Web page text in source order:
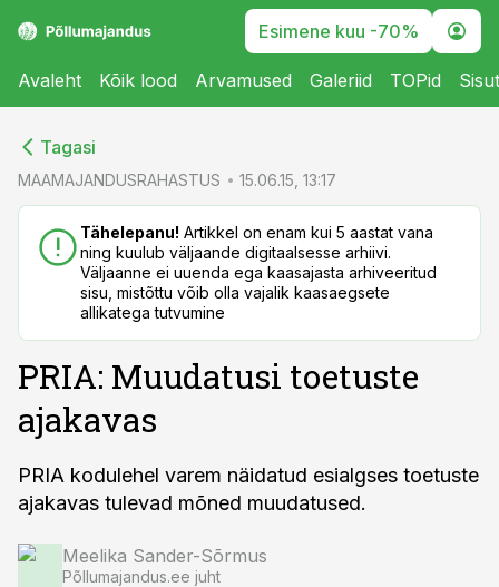
Esimene kuu -70%
Avaleht Kõik lood Arvamused Galeriid TOPid
Tagasi
MAAMAJANDUSRAHASTUS 15.06.15, 13:17
Tähelepanu! Artikkel on enam kui 5 aastat vana
ning kuulub väljaande digitaalsesse arhiivi.
Väljaanne ei uuenda ega kaasajasta arhiveeritud
sisu, mistõttu võib olla vajalik kaasaegsete
allikatega tutvumine
PRIA: Muudatusi toetuste
ajakavas
PRIA kodulehel varem näidatud esialgses toetuste
ajakavas tulevad mõned muudatused.
Meelika Sander-Sõrmus
Põllumajandus.ee juht